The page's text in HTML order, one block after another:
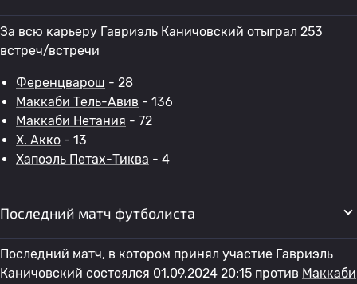
За всю карьеру Гавриэль Каничовский отыграл 253
встреч/встречи
Ференцварош - 28
Маккаби Тель-Авив - 136
Маккаби Нетания - 72
Х. Акко - 13
Хапоэль Петах-Тиква - 4
Последний матч футболиста
Последний матч, в котором принял участие Гавриэль
Каничовский состоялся 01.09.2024 20:15 против Маккаби